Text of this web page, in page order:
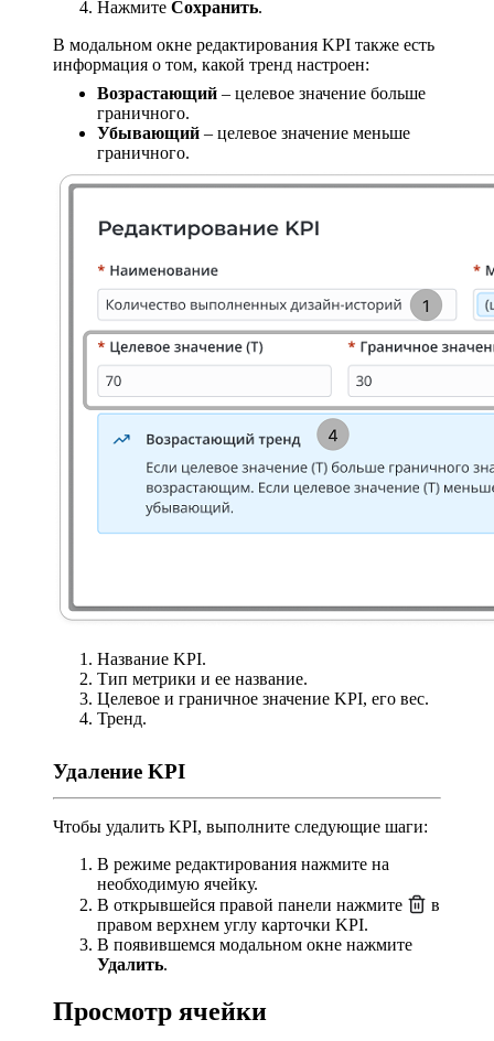
Нажмите Сохранить.
В модальном окне редактирования KPI также есть
информация о том, какой тренд настроен:
Возрастающий – целевое значение больше
граничного.
Убывающий – целевое значение меньше
граничного.
Название KPI.
Тип метрики и ее название.
Целевое и граничное значение KPI, его вес.
Тренд.
Удаление KPI
Чтобы удалить KPI, выполните следующие шаги:
В режиме редактирования нажмите на
необходимую ячейку.
В открывшейся правой панели нажмите
в
правом верхнем углу карточки KPI.
В появившемся модальном окне нажмите
Удалить.
Просмотр ячейки